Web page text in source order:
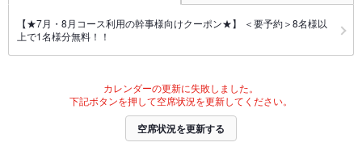
【★7月・8月コース利用の幹事様向けクーポン★】 ＜要予約＞8名様以
上で1名様分無料！！
カレンダーの更新に失敗しました。
下記ボタンを押して空席状況を更新してください。
空席状況を更新する